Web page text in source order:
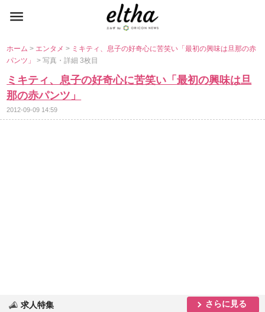
ホーム> エンタメ> ミキティ、息子の好奇心に苦笑い「最初の興味は旦那の赤
パンツ」> 写真・詳細 3枚目
ミキティ、息子の好奇心に苦笑い「最初の興味は旦
那の赤パンツ」
2012-09-09 14:59
求人特集 さらに見る